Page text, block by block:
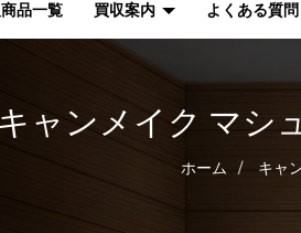
品一覧 買収案内 よくある質問
キャンメイク マシ
ホーム キャ